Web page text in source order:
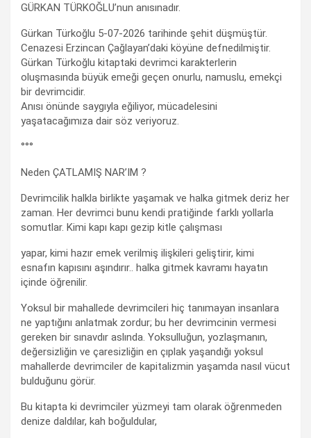
GÜRKAN TÜRKOĞLU’nun anısınadır.
Gürkan Türkoğlu 5-07-2026 tarihinde şehit düşmüştür.
Cenazesi Erzincan Çağlayan’daki köyüne defnedilmiştir.
Gürkan Türkoğlu kitaptaki devrimci karakterlerin
oluşmasında büyük emeği geçen onurlu, namuslu, emekçi
bir devrimcidir.
Anısı önünde saygıyla eğiliyor, mücadelesini
yaşatacağımıza dair söz veriyoruz.
°°°
Neden ÇATLAMIŞ NAR’IM ?
Devrimcilik halkla birlikte yaşamak ve halka gitmek deriz her
zaman. Her devrimci bunu kendi pratiğinde farklı yollarla
somutlar. Kimi kapı kapı gezip kitle çalışması
yapar, kimi hazır emek verilmiş ilişkileri geliştirir, kimi
esnafın kapısını aşındırır.. halka gitmek kavramı hayatın
içinde öğrenilir.
Yoksul bir mahallede devrimcileri hiç tanımayan insanlara
ne yaptığını anlatmak zordur; bu her devrimcinin vermesi
gereken bir sınavdır aslında. Yoksulluğun, yozlaşmanın,
değersizliğin ve çaresizliğin en çıplak yaşandığı yoksul
mahallerde devrimciler de kapitalizmin yaşamda nasıl vücut
bulduğunu görür.
Bu kitapta ki devrimciler yüzmeyi tam olarak öğrenmeden
denize daldılar, kah boğuldular,